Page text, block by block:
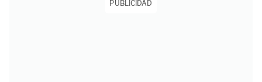
PUBLICIDAD